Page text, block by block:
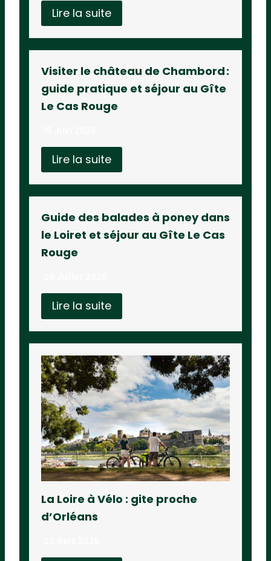
Lire la suite
Visiter le château de Chambord :
guide pratique et séjour au Gîte
Le Cas Rouge
Lire la suite
Guide des balades à poney dans
le Loiret et séjour au Gîte Le Cas
Rouge
Lire la suite
La Loire à Vélo : gite proche
d’Orléans